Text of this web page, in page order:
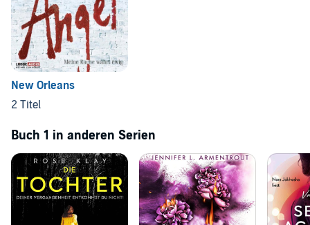
New Orleans
2 Titel
Buch 1 in anderen Serien